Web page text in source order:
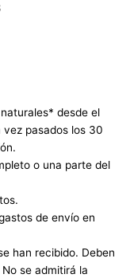
desde el
vez pasados los 30
o una parte del
de envío en
han recibido. Deben
se admitirá la